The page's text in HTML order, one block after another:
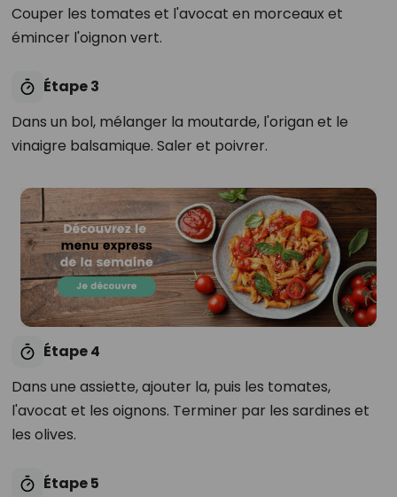
Couper les tomates et l'avocat en morceaux et
émincer l'oignon vert.
Étape 3
Dans un bol, mélanger la moutarde, l'origan et le
vinaigre balsamique. Saler et poivrer.
Étape 4
Dans une assiette, ajouter la, puis les tomates,
l'avocat et les oignons. Terminer par les sardines et
les olives.
Étape 5